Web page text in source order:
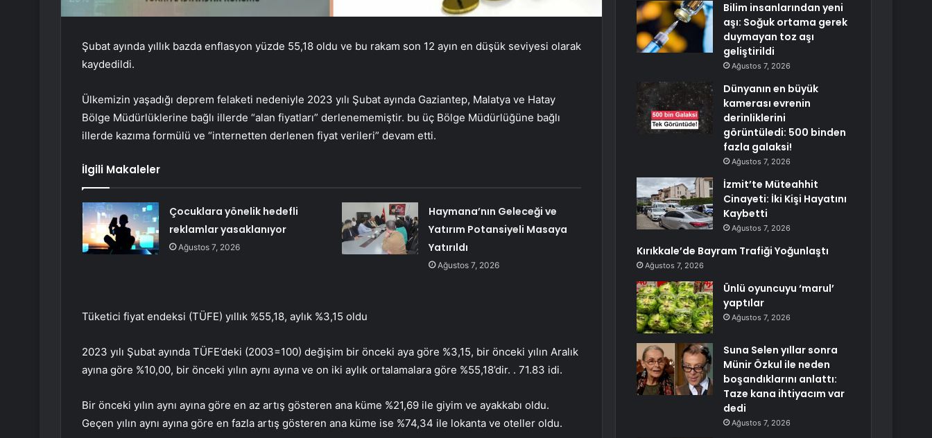
Şubat ayında yıllık bazda enflasyon yüzde 55,18 oldu ve bu rakam son 12 ayın en düşük seviyesi olarak
kaydedildi.
Ülkemizin yaşadığı deprem felaketi nedeniyle 2023 yılı Şubat ayında Gaziantep, Malatya ve Hatay
Bölge Müdürlüklerine bağlı illerde “alan fiyatları” derlenememiştir. bu üç Bölge Müdürlüğüne bağlı
illerde kazıma formülü ve “internetten derlenen fiyat verileri” devam etti.
İlgili Makaleler
Çocuklara yönelik hedefli
reklamlar yasaklanıyor
Ağustos 7, 2026
Haymana’nın Geleceği ve
Yatırım Potansiyeli Masaya
Yatırıldı
Ağustos 7, 2026
Tüketici fiyat endeksi (TÜFE) yıllık %55,18, aylık %3,15 oldu
2023 yılı Şubat ayında TÜFE’deki (2003=100) değişim bir önceki aya göre %3,15, bir önceki yılın Aralık
ayına göre %10,00, bir önceki yılın aynı ayına ve on iki aylık ortalamalara göre %55,18’dir. . 71.83 idi.
Bir önceki yılın aynı ayına göre en az artış gösteren ana küme %21,69 ile giyim ve ayakkabı oldu.
Geçen yılın aynı ayına göre en fazla artış gösteren ana küme ise %74,34 ile lokanta ve oteller oldu.
Bilim insanlarından yeni
aşı: Soğuk ortama gerek
duymayan toz aşı
geliştirildi
Ağustos 7, 2026
Dünyanın en büyük
kamerası evrenin
derinliklerini
görüntüledi: 500 binden
fazla galaksi!
Ağustos 7, 2026
İzmit’te Müteahhit
Cinayeti: İki Kişi Hayatını
Kaybetti
Ağustos 7, 2026
Kırıkkale’de Bayram Trafiği Yoğunlaştı
Ağustos 7, 2026
Ünlü oyuncuyu ‘marul’
yaptılar
Ağustos 7, 2026
Suna Selen yıllar sonra
Münir Özkul ile neden
boşandıklarını anlattı:
Taze kana ihtiyacım var
dedi
Ağustos 7, 2026